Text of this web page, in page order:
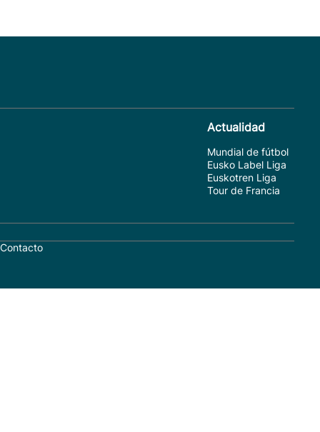
Actualidad
Mundial de fútbol
Eusko Label Liga
Euskotren Liga
Tour de Francia
Contacto